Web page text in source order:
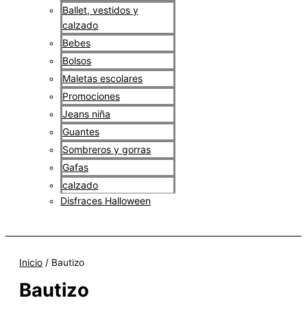
Ballet, vestidos y
calzado
Bebes
Bolsos
Maletas escolares
Promociones
Jeans niña
Guantes
Sombreros y gorras
Gafas
calzado
Disfraces Halloween
Inicio / Bautizo
Bautizo